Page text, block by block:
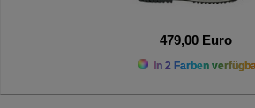
479,00 Euro
In 2 Farben